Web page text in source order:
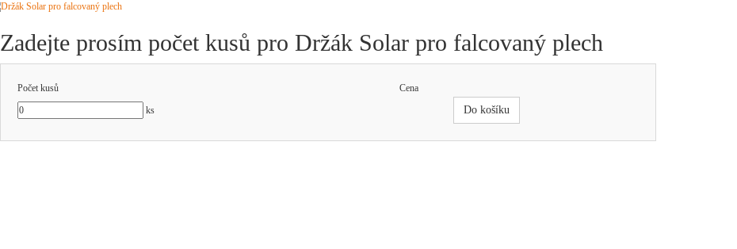
Zadejte prosím počet kusů pro Držák Solar pro falcovaný plech
Počet kusů
Cena
ks
Do košíku